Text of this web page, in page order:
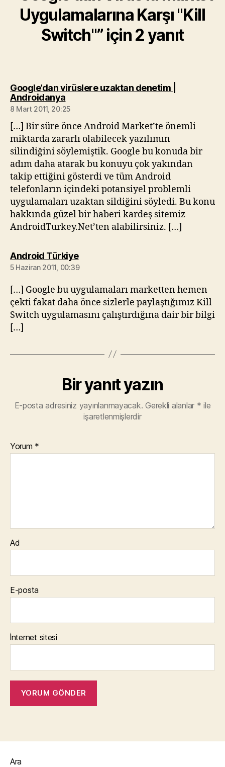
Uygulamalarına Karşı "Kill
Switch"” için 2 yanıt
Google’dan virüslere uzaktan denetim |
Androidanyadiyorki:
8 Mart 2011, 20:25
[…] Bir süre önce Android Market’te önemli
miktarda zararlı olabilecek yazılımın
silindiğini söylemiştik. Google bu konuda bir
adım daha atarak bu konuyu çok yakından
takip ettiğini gösterdi ve tüm Android
telefonların içindeki potansiyel problemli
uygulamaları uzaktan sildiğini söyledi. Bu konu
hakkında güzel bir haberi kardeş sitemiz
AndroidTurkey.Net’ten alabilirsiniz. […]
Android Türkiyediyorki:
5 Haziran 2011, 00:39
[…] Google bu uygulamaları marketten hemen
çekti fakat daha önce sizlerle paylaştığımız Kill
Switch uygulamasını çalıştırdığına dair bir bilgi
[…]
Bir yanıt yazın
E-posta adresiniz yayınlanmayacak. Gerekli alanlar * ile
işaretlenmişlerdir
Yorum *
Ad
E-posta
İnternet sitesi
Ara